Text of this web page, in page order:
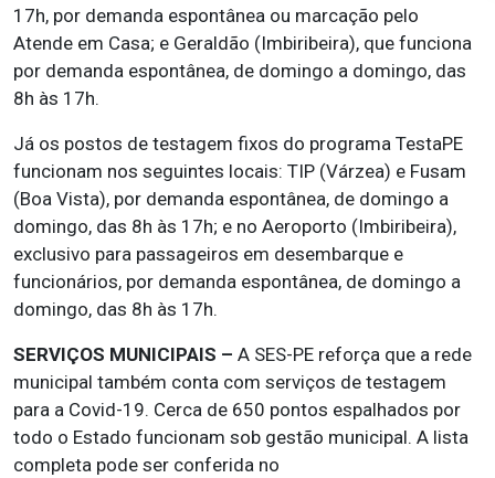
17h, por demanda espontânea ou marcação pelo
Atende em Casa; e Geraldão (Imbiribeira), que funciona
por demanda espontânea, de domingo a domingo, das
8h às 17h.
Já os postos de testagem fixos do programa TestaPE
funcionam nos seguintes locais: TIP (Várzea) e Fusam
(Boa Vista), por demanda espontânea, de domingo a
domingo, das 8h às 17h; e no Aeroporto (Imbiribeira),
exclusivo para passageiros em desembarque e
funcionários, por demanda espontânea, de domingo a
domingo, das 8h às 17h.
SERVIÇOS MUNICIPAIS – A SES-PE reforça que a rede
municipal também conta com serviços de testagem
para a Covid-19. Cerca de 650 pontos espalhados por
todo o Estado funcionam sob gestão municipal. A lista
completa pode ser conferida no